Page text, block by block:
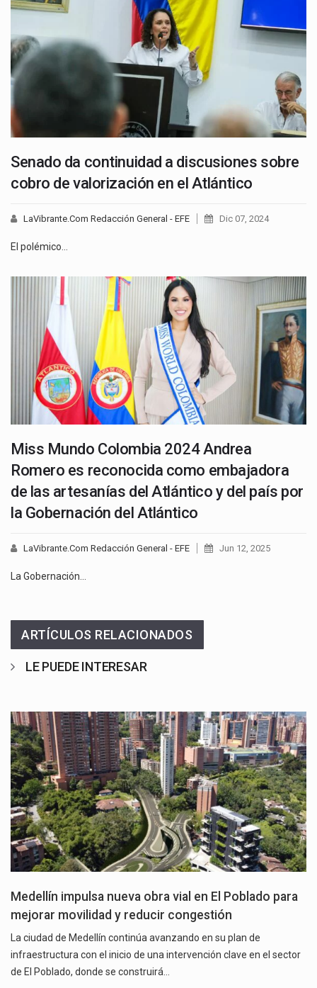
Senado da continuidad a discusiones sobre
cobro de valorización en el Atlántico
LaVibrante.Com Redacción General - EFE Dic 07, 2024
El polémico…
Miss Mundo Colombia 2024 Andrea
Romero es reconocida como embajadora
de las artesanías del Atlántico y del país por
la Gobernación del Atlántico
LaVibrante.Com Redacción General - EFE Jun 12, 2025
La Gobernación…
ARTÍCULOS RELACIONADOS
LE PUEDE INTERESAR
Medellín impulsa nueva obra vial en El Poblado para
mejorar movilidad y reducir congestión
La ciudad de Medellín continúa avanzando en su plan de
infraestructura con el inicio de una intervención clave en el sector
de El Poblado, donde se construirá…